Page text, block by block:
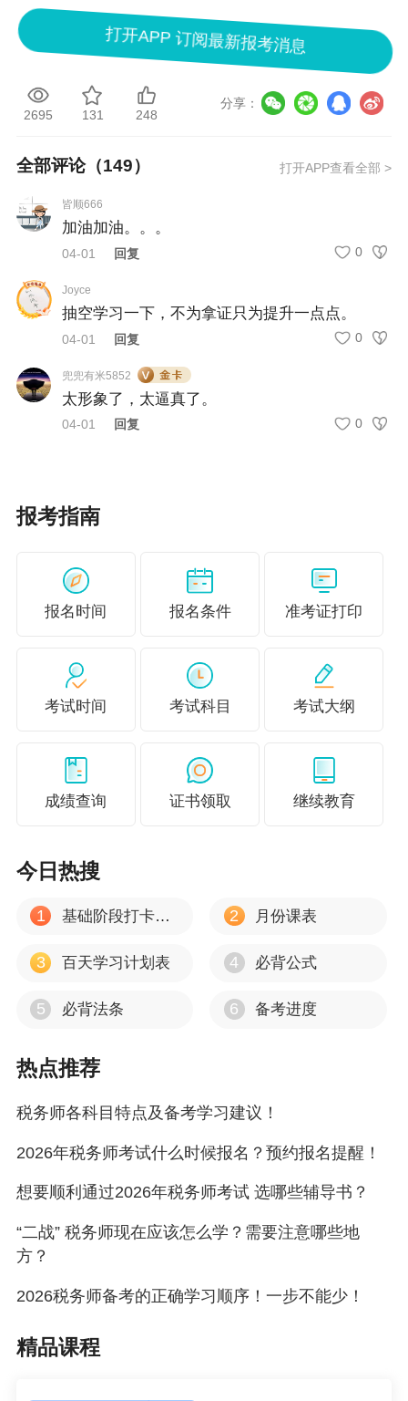
核心特点
难度中等，与税法一衔接紧密，整体学习节奏轻松，适合搭
配税一同步备考，降低备考压力。
学习技巧
聚焦所得税、国际税收及小税种，企业所得税、个人所得税
是绝对重点，两大税种分值合计约占总分的 60% 左右，内
容多、考分高，是耗时最长的核心章节。
备考时长
基础阶段：120 小时
习题阶段：90 小时
冲刺阶段：30 小时
知识点覆盖面广，计算量极大，是税务师考试中 “偏理科”
学习技巧
立足例题吃透公式 + 账务处理，先通过典型例题掌握核心计
涵盖财管（筹资、投资、营运、财务分析等）和会计（资
产、负债、所有者权益、收入、所得税等）两大模块。其中
为重难点，合计分值约占总分的 60%～65%，需重点突破。
备考时长
冲刺阶段：30 小时
核心特点
基础的话，会轻松很多。
法条逻辑，学会用知识点解决具体问题。
重点内容
考题灵活度高，还会出现 “黑马” 细节题，需全面覆盖知识
点，不能偏科。
备考时长
习题阶段：90 小时
打开APP 订阅最新报考消息
2695 131 248
分享：
全部评论（149） 打开APP查看全部 >
皆顺666
加油加油。。。
04-01 回复 0
Joyce
抽空学习一下，不为拿证只为提升一点点。
04-01 回复 0
兜兜有米5852
太形象了，太逼真了。
04-01 回复 0
报考指南
报名时间 报名条件 准考证打印
考试时间 考试科目 考试大纲
成绩查询 证书领取 继续教育
今日热搜
1 基础阶段打卡计划 2 月份课表
3 百天学习计划表 4 必背公式
5 必背法条 6 备考进度
热点推荐
税务师各科目特点及备考学习建议！
2026年税务师考试什么时候报名？预约报名提醒！
想要顺利通过2026年税务师考试 选哪些辅导书？
“二战” 税务师现在应该怎么学？需要注意哪些地
方？
2026税务师备考的正确学习顺序！一步不能少！
精品课程